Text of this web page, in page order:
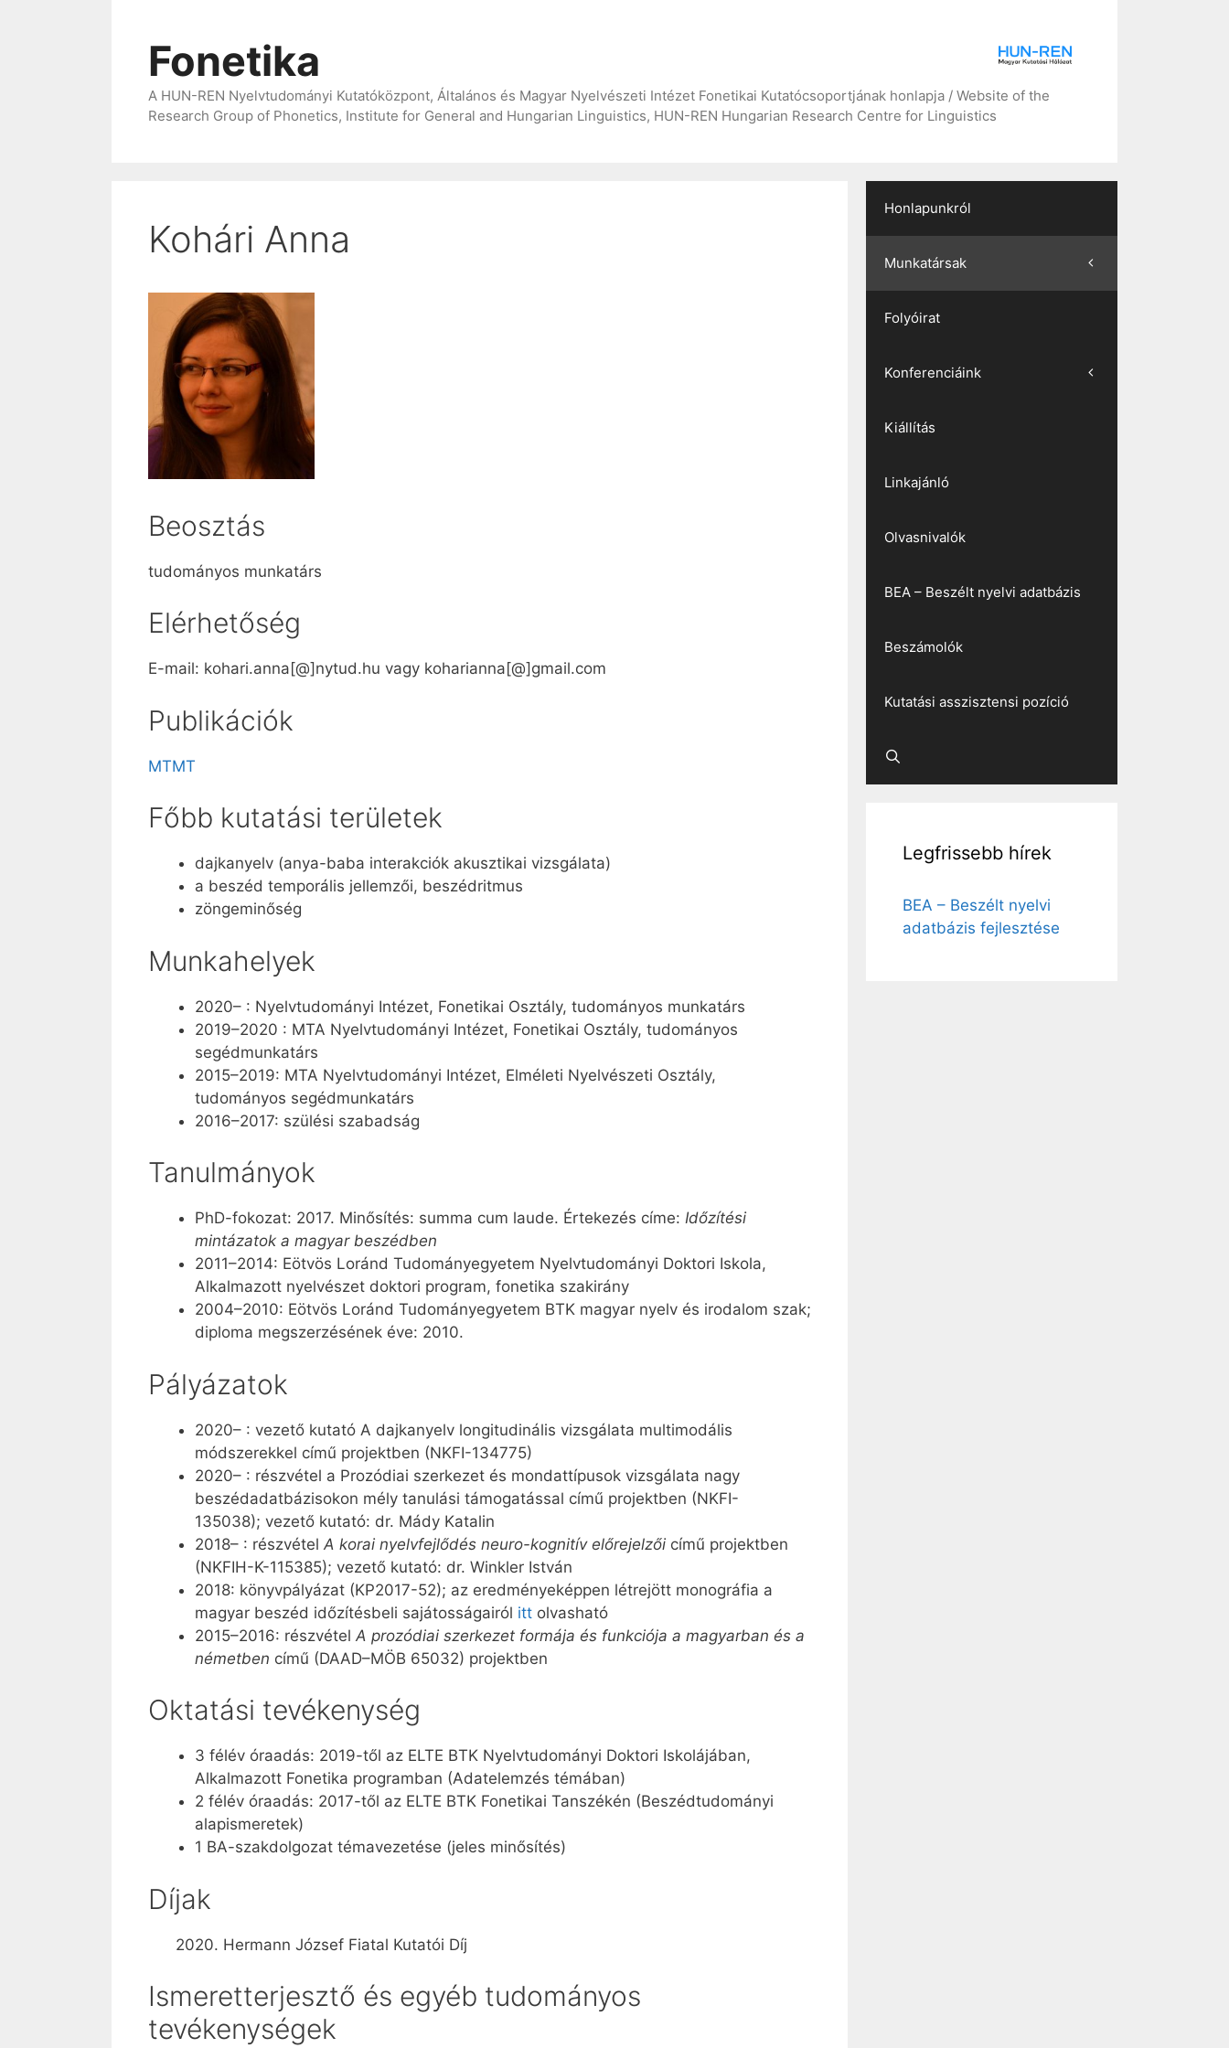
Fonetika
A HUN-REN Nyelvtudományi Kutatóközpont, Általános és Magyar Nyelvészeti Intézet Fonetikai Kutatócsoportjának honlapja / Website of the
Research Group of Phonetics, Institute for General and Hungarian Linguistics, HUN-REN Hungarian Research Centre for Linguistics
Kohári Anna
Beosztás
tudományos munkatárs
Elérhetőség
E-mail: kohari.anna[@]nytud.hu vagy koharianna[@]gmail.com
Publikációk
MTMT
Főbb kutatási területek
dajkanyelv (anya-baba interakciók akusztikai vizsgálata)
a beszéd temporális jellemzői, beszédritmus
zöngeminőség
Munkahelyek
2020– : Nyelvtudományi Intézet, Fonetikai Osztály, tudományos munkatárs
2019–2020 : MTA Nyelvtudományi Intézet, Fonetikai Osztály, tudományos
segédmunkatárs
2015–2019: MTA Nyelvtudományi Intézet, Elméleti Nyelvészeti Osztály,
tudományos segédmunkatárs
2016–2017: szülési szabadság
Tanulmányok
PhD-fokozat: 2017. Minősítés: summa cum laude. Értekezés címe: Időzítési
mintázatok a magyar beszédben
2011–2014: Eötvös Loránd Tudományegyetem Nyelvtudományi Doktori Iskola,
Alkalmazott nyelvészet doktori program, fonetika szakirány
2004–2010: Eötvös Loránd Tudományegyetem BTK magyar nyelv és irodalom szak;
diploma megszerzésének éve: 2010.
Pályázatok
2020– : vezető kutató A dajkanyelv longitudinális vizsgálata multimodális
módszerekkel című projektben (NKFI-134775)
2020– : részvétel a Prozódiai szerkezet és mondattípusok vizsgálata nagy
beszédadatbázisokon mély tanulási támogatással című projektben (NKFI-
135038); vezető kutató: dr. Mády Katalin
2018– : részvétel A korai nyelvfejlődés neuro-kognitív előrejelzői című projektben
(NKFIH-K-115385); vezető kutató: dr. Winkler István
2018: könyvpályázat (KP2017-52); az eredményeképpen létrejött monográfia a
magyar beszéd időzítésbeli sajátosságairól itt olvasható
2015–2016: részvétel A prozódiai szerkezet formája és funkciója a magyarban és a
németben című (DAAD–MÖB 65032) projektben
Oktatási tevékenység
3 félév óraadás: 2019-től az ELTE BTK Nyelvtudományi Doktori Iskolájában,
Alkalmazott Fonetika programban (Adatelemzés témában)
2 félév óraadás: 2017-től az ELTE BTK Fonetikai Tanszékén (Beszédtudományi
alapismeretek)
1 BA-szakdolgozat témavezetése (jeles minősítés)
Díjak
2020. Hermann József Fiatal Kutatói Díj
Ismeretterjesztő és egyéb tudományos
tevékenységek
Honlapunkról
Munkatársak
Folyóirat
Konferenciáink
Kiállítás
Linkajánló
Olvasnivalók
BEA – Beszélt nyelvi adatbázis
Beszámolók
Kutatási asszisztensi pozíció
Legfrissebb hírek
BEA – Beszélt nyelvi
adatbázis fejlesztése